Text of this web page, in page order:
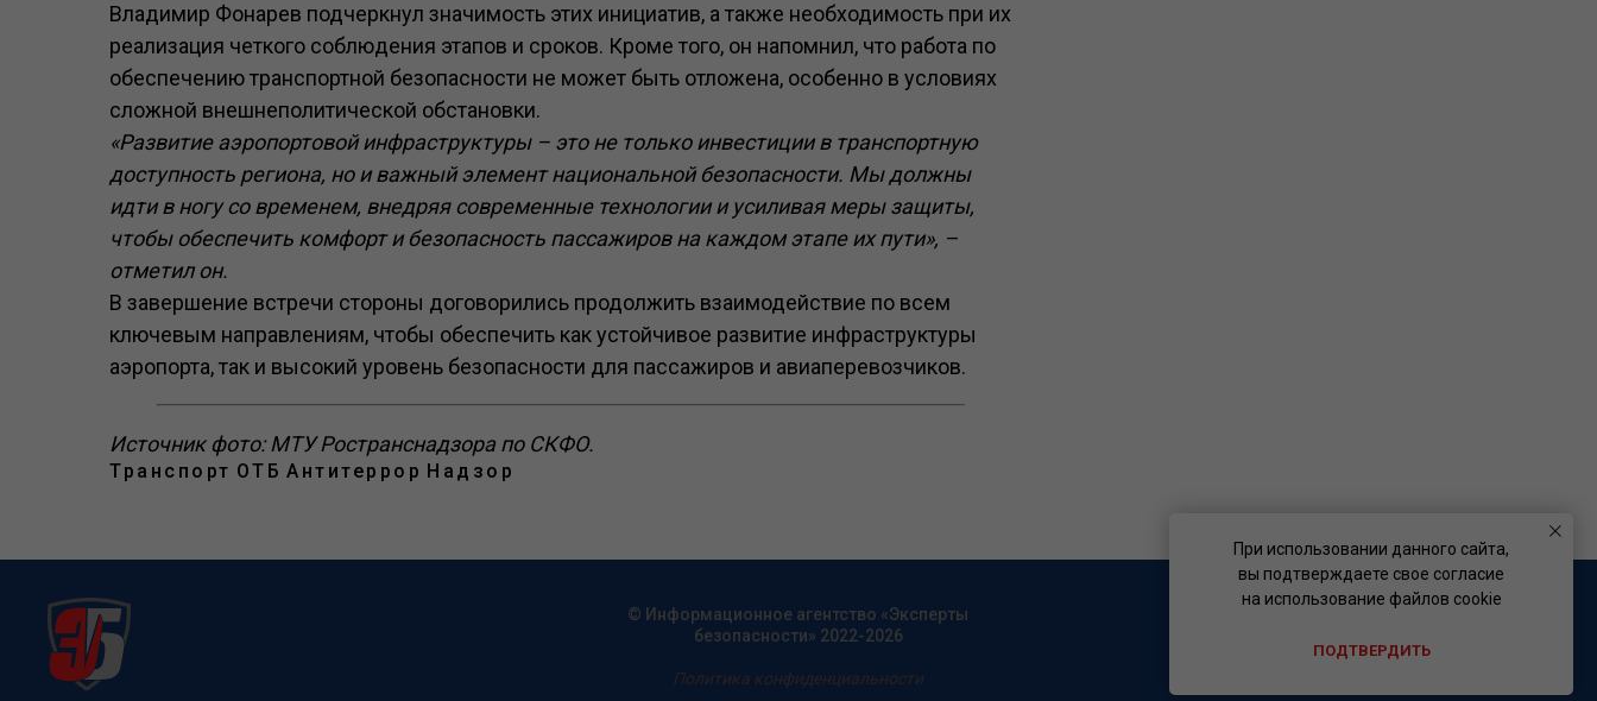
При использовании данного сайта,
вы подтверждаете свое согласие
на использование файлов cookie
ПОДТВЕРДИТЬ
Владимир Фонарев подчеркнул значимость этих инициатив, а также необходимость при их
реализация четкого соблюдения этапов и сроков. Кроме того, он напомнил, что работа по
обеспечению транспортной безопасности не может быть отложена, особенно в условиях
сложной внешнеполитической обстановки.
«Развитие аэропортовой инфраструктуры – это не только инвестиции в транспортную
доступность региона, но и важный элемент национальной безопасности. Мы должны
идти в ногу со временем, внедряя современные технологии и усиливая меры защиты,
чтобы обеспечить комфорт и безопасность пассажиров на каждом этапе их пути», –
отметил он.
В завершение встречи стороны договорились продолжить взаимодействие по всем
ключевым направлениям, чтобы обеспечить как устойчивое развитие инфраструктуры
аэропорта, так и высокий уровень безопасности для пассажиров и авиаперевозчиков.
Источник фото: МТУ Ространснадзора по СКФО.
Транспорт ОТБ Антитеррор Надзор
© Информационное агентство «Эксперты
безопасности» 2022-2026
Политика конфиденциальности